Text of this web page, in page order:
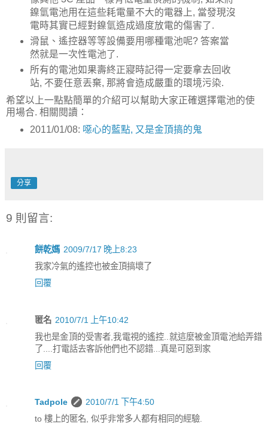
鎳氫電池用在這些耗電量不大的電器上, 當發現沒
電時其實已經對鎳氫造成過度放電的傷害了.
滑鼠、遙控器等等設備要用哪種電池呢? 答案當
然就是一次性電池了.
所有的電池如果壽終正寢時記得一定要拿去回收
站, 不要任意丟棄, 那將會造成嚴重的環境污染.
希望以上一點點簡單的介紹可以幫助大家正確選擇電池的使
用場合. 相關閱讀：
2011/01/08: 噁心的藍點, 又是金頂搞的鬼
分享
9 則留言:
餅乾媽 2009/7/17 晚上8:23
我家冷氣的遙控也被金頂搞壞了
回覆
匿名 2010/7/1 上午10:42
我也是金頂的受害者,我電視的遙控..就這麼被金頂電池給弄錯
了....打電話去客訴他們也不認錯...真是可惡到家
回覆
Tadpole
2010/7/1 下午4:50
to 樓上的匿名, 似乎非常多人都有相同的經驗.